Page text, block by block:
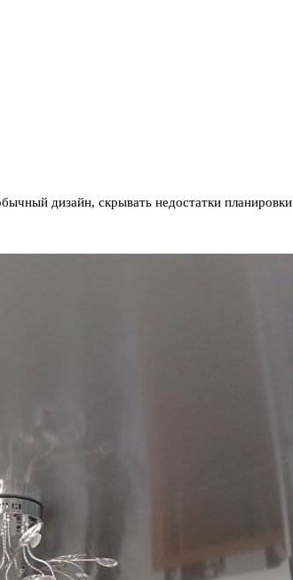
дизайн, скрывать недостатки планировки